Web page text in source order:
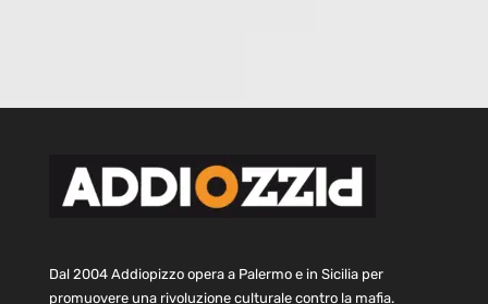
Dal 2004 Addiopizzo opera a Palermo e in Sicilia per
promuovere una rivoluzione culturale contro la mafia.